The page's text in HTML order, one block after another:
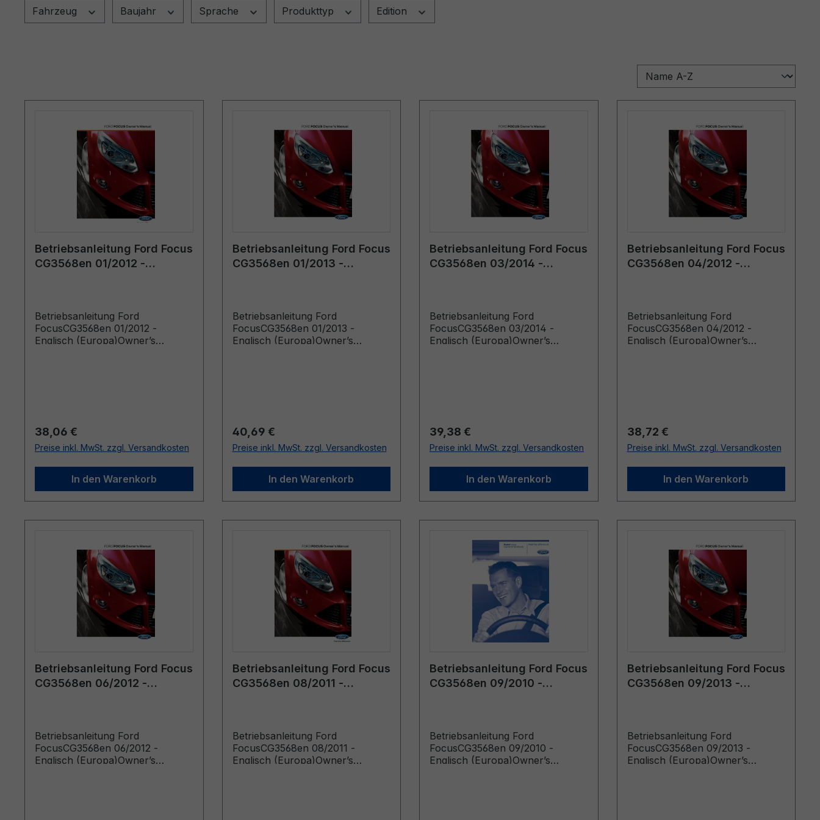
Fahrzeug Baujahr Sprache Produkttyp Edition
Betriebsanleitung Ford Focus
CG3568en 01/2012 -
Betriebsanleitung Ford
FocusCG3568en 01/2012 -
Englisch (Europa)Owner’s
Regulärer Preis:
38,06 €
Preise inkl. MwSt. zzgl. Versandkosten
In den Warenkorb
Betriebsanleitung Ford Focus
CG3568en 01/2013 -
Betriebsanleitung Ford
FocusCG3568en 01/2013 -
Englisch (Europa)Owner’s
Regulärer Preis:
40,69 €
Preise inkl. MwSt. zzgl. Versandkosten
In den Warenkorb
Betriebsanleitung Ford Focus
CG3568en 03/2014 -
Betriebsanleitung Ford
FocusCG3568en 03/2014 -
Englisch (Europa)Owner’s
Regulärer Preis:
39,38 €
Preise inkl. MwSt. zzgl. Versandkosten
In den Warenkorb
Betriebsanleitung Ford Focus
CG3568en 04/2012 -
Betriebsanleitung Ford
FocusCG3568en 04/2012 -
Englisch (Europa)Owner’s
Regulärer Preis:
38,72 €
Preise inkl. MwSt. zzgl. Versandkosten
In den Warenkorb
Betriebsanleitung Ford Focus
CG3568en 06/2012 -
Betriebsanleitung Ford
FocusCG3568en 06/2012 -
Englisch (Europa)Owner’s
Betriebsanleitung Ford Focus
CG3568en 08/2011 -
Betriebsanleitung Ford
FocusCG3568en 08/2011 -
Englisch (Europa)Owner’s
Betriebsanleitung Ford Focus
CG3568en 09/2010 -
Betriebsanleitung Ford
FocusCG3568en 09/2010 -
Englisch (Europa)Owner’s
Betriebsanleitung Ford Focus
CG3568en 09/2013 -
Betriebsanleitung Ford
FocusCG3568en 09/2013 -
Englisch (Europa)Owner’s